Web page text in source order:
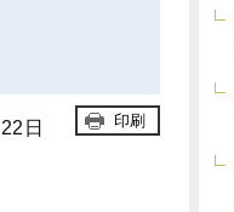
日 印刷